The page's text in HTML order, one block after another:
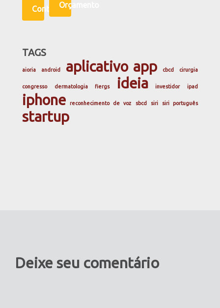
ContatoOrçamento
TAGS
aioria android aplicativo app cbcd cirurgia
congresso dermatologia fiergs ideia investidor ipad
iphone reconhecimento de voz sbcd siri siri português
startup
Deixe seu comentário